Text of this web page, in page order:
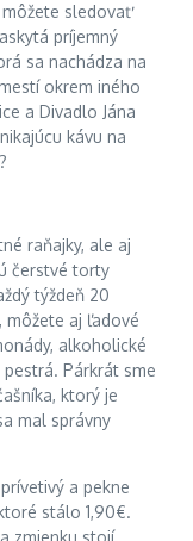
sledovať
príjemný
sa nachádza na
okrem iného
a Divadlo Jána
kávu na
raňajky, ale aj
čerstvé torty
týždeň 20
môžete aj ľadové
alkoholické
Párkrát sme
ktorý je
mal správny
a pekne
stálo 1,90€.